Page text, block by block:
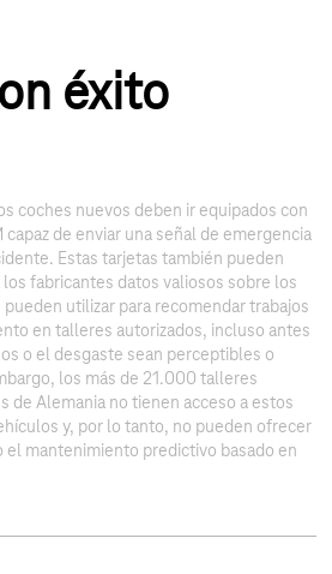
éxito
coches nuevos deben ir equipados con
capaz de enviar una señal de emergencia
Estas tarjetas también pueden
los fabricantes datos valiosos sobre los
utilizar para recomendar trabajos
en talleres autorizados, incluso antes
o el desgaste sean perceptibles o
los más de 21.000 talleres
de Alemania no tienen acceso a estos
y, por lo tanto, no pueden ofrecer
el mantenimiento predictivo basado en